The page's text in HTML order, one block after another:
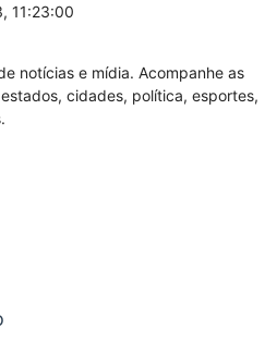
11:23:00
notícias e mídia. Acompanhe as
cidades, política, esportes,